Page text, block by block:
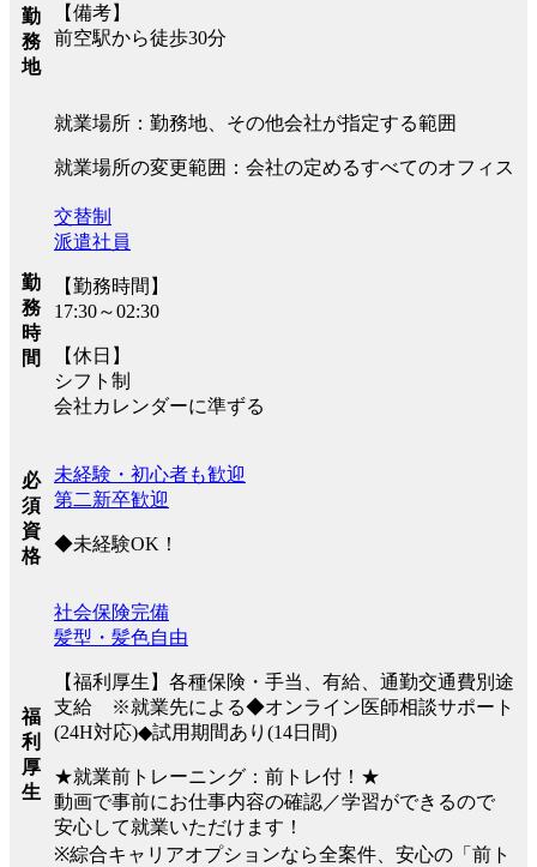
勤
務
地
【備考】
前空駅から徒歩30分
就業場所：勤務地、その他会社が指定する範囲
就業場所の変更範囲：会社の定めるすべてのオフィス
勤
務
時
間
交替制
派遣社員
【勤務時間】
17:30～02:30
【休日】
シフト制
会社カレンダーに準ずる
必
須
資
格
未経験・初心者も歓迎
第二新卒歓迎
◆未経験OK！
福
利
厚
生
社会保険完備
髪型・髪色自由
【福利厚生】各種保険・手当、有給、通勤交通費別途
支給 ※就業先による◆オンライン医師相談サポート
(24H対応)◆試用期間あり(14日間)
★就業前トレーニング：前トレ付！★
動画で事前にお仕事内容の確認／学習ができるので
安心して就業いただけます！
※綜合キャリアオプションなら全案件、安心の「前ト